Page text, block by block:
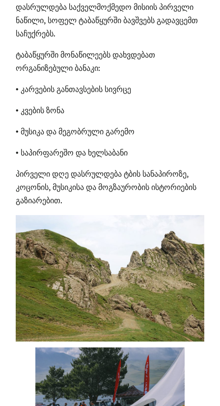
დასრულდება საქველმოქმედო მისიის პირველი
ნაწილი, სოფელ ტაბაწყურში ბავშვებს გადავცემთ
საჩუქრებს.
ტაბაწყურში მონაწილეებს დახვდებათ
ორგანიზებული ბანაკი:
• კარვების განთავსების სივრცე
• კვების ზონა
• მუსიკა და მეგობრული გარემო
• საპირფარეშო და ხელსაბანი
პირველი დღე დასრულდება ტბის სანაპიროზე,
კოცონის, მუსიკისა და მოგზაურობის ისტორიების
გაზიარებით.